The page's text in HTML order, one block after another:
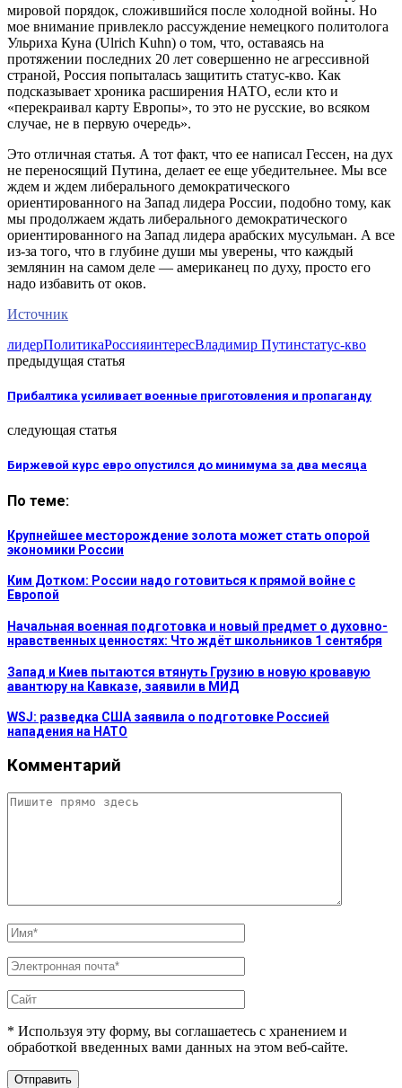
мировой порядок, сложившийся после холодной войны. Но
мое внимание привлекло рассуждение немецкого политолога
Ульриха Куна (Ulrich Kuhn) о том, что, оставаясь на
протяжении последних 20 лет совершенно не агрессивной
страной, Россия попыталась защитить статус-кво. Как
подсказывает хроника расширения НАТО, если кто и
«перекраивал карту Европы», то это не русские, во всяком
случае, не в первую очередь».
Это отличная статья. А тот факт, что ее написал Гессен, на дух
не переносящий Путина, делает ее еще убедительнее. Мы все
ждем и ждем либерального демократического
ориентированного на Запад лидера России, подобно тому, как
мы продолжаем ждать либерального демократического
ориентированного на Запад лидера арабских мусульман. А все
из-за того, что в глубине души мы уверены, что каждый
землянин на самом деле — американец по духу, просто его
надо избавить от оков.
Источник
лидерПолитикаРоссияинтересВладимир Путинстатус-кво
предыдущая статья
Прибалтика усиливает военные приготовления и пропаганду
следующая статья
Биржевой курс евро опустился до минимума за два месяца
По теме:
Крупнейшее месторождение золота может стать опорой
экономики России
Ким Дотком: России надо готовиться к прямой войне с
Европой
Начальная военная подготовка и новый предмет о духовно-
нравственных ценностях: Что ждёт школьников 1 сентября
Запад и Киев пытаются втянуть Грузию в новую кровавую
авантюру на Кавказе, заявили в МИД
WSJ: разведка США заявила о подготовке Россией
нападения на НАТО
Комментарий
* Используя эту форму, вы соглашаетесь с хранением и
обработкой введенных вами данных на этом веб-сайте.